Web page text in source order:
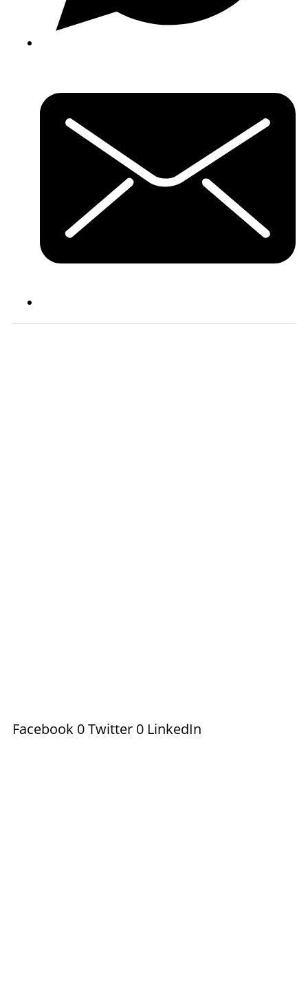
Facebook 0 Twitter 0 LinkedIn